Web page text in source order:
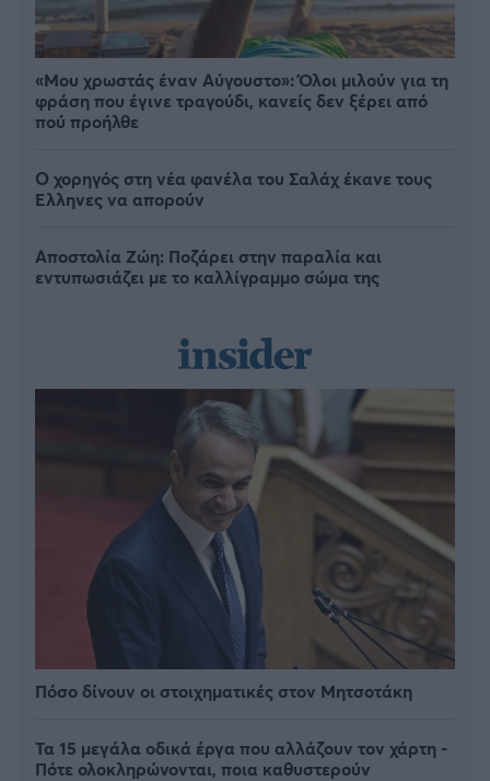
«Μου χρωστάς έναν Αύγουστο»: Όλοι μιλούν για τη
φράση που έγινε τραγούδι, κανείς δεν ξέρει από
πού προήλθε
Ο χορηγός στη νέα φανέλα του Σαλάχ έκανε τους
Έλληνες να απορούν
Αποστολία Ζώη: Ποζάρει στην παραλία και
εντυπωσιάζει με το καλλίγραμμο σώμα της
Πόσο δίνουν οι στοιχηματικές στον Μητσοτάκη
Τα 15 μεγάλα οδικά έργα που αλλάζουν τον χάρτη -
Πότε ολοκληρώνονται, ποια καθυστερούν